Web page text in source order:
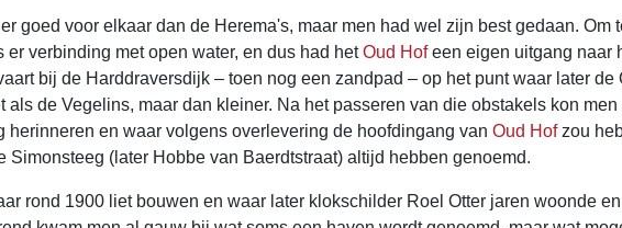
goed voor elkaar dan de Herema's, maar men had wel zijn best gedaan. Om
verbinding met open water, en dus had hetOud Hofeen eigen uitgang naar
bij de Harddraversdijk – toen nog een zandpad – op het punt waar later
de Vegelins, maar dan kleiner. Na het passeren van die obstakels kon
en waar volgens overlevering de hoofdingang van Oud Hofzou
(later Hobbe van Baerdtstraat) altijd hebben genoemd.
rond 1900 liet bouwen en waar later klokschilder Roel Otter jaren woonde